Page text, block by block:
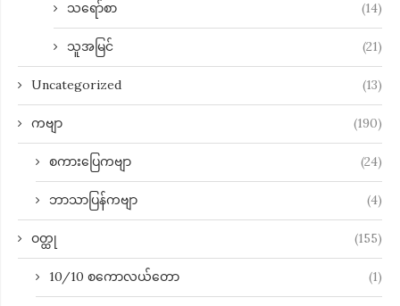
သရော်စာ (14)
သူအမြင် (21)
Uncategorized (13)
ကဗျာ (190)
စကားပြေကဗျာ (24)
ဘာသာပြန်ကဗျာ (4)
ဝတ္ထု (155)
10/10 စကောလယ်တော (1)